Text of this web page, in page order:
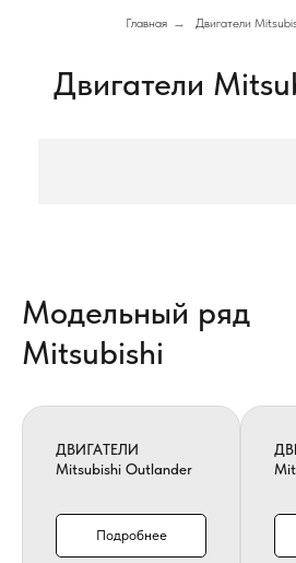
Главная → Двигатели
Двигатели
Модельный ряд
Mitsubishi
ДВИГАТЕЛИ
Mitsubishi Outlander
Подробнее